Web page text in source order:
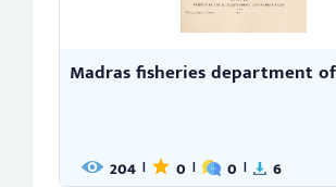
Madras fisheries department of
204 | 0 | 0 | 6